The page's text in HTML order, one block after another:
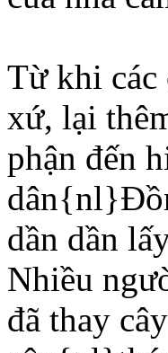
Từ khi
xứ, lại
phận đến
dần dần
Nhiều
đã thay